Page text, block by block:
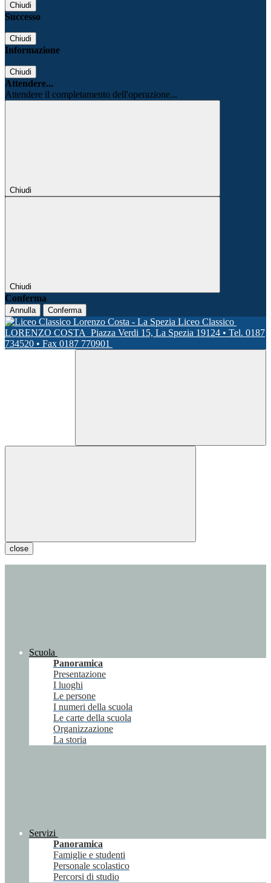
Chiudi
Successo
Chiudi
Informazione
Chiudi
Attendere...
Attendere il completamento dell'operazione...
Chiudi
Chiudi
Conferma
Annulla Conferma
Liceo Classico
LORENZO COSTA Piazza Verdi 15, La Spezia 19124 • Tel. 0187
734520 • Fax 0187 770901
close
Scuola
Panoramica
Presentazione
I luoghi
Le persone
I numeri della scuola
Le carte della scuola
Organizzazione
La storia
Servizi
Panoramica
Famiglie e studenti
Personale scolastico
Percorsi di studio